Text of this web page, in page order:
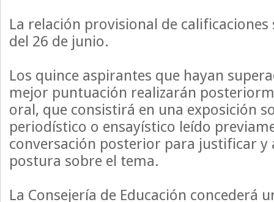
La relación provisional de
del 26 de junio.
Los quince aspirantes que hayan
mejor puntuación realizarán
oral, que consistirá en una exposición
periodístico o ensayístico leído
conversación posterior para justificar
postura sobre el tema.
La Consejería de Educación concederá